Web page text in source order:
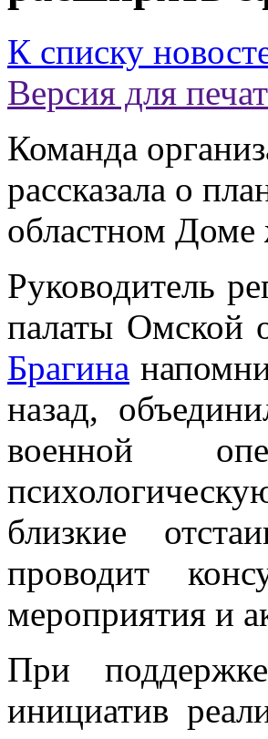
К списку
Версия для
Команда
рассказала о
областном Доме
Руководитель
палаты Омской
Брагина
назад,
военной
близкие
проводит
мероприятия и
При
инициатив